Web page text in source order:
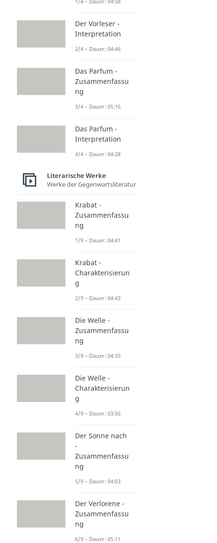
Der Vorleser -
Interpretation
2/4 – Dauer: 04:46
Das Parfum -
Zusammenfassu
ng
3/4 – Dauer: 05:16
Das Parfum -
Interpretation
4/4 – Dauer: 04:28
Literarische Werke
Werke der Gegenwartsliteratur
Krabat -
Zusammenfassu
ng
1/9 – Dauer: 04:41
Krabat -
Charakterisierun
g
2/9 – Dauer: 04:43
Die Welle -
Zusammenfassu
ng
3/9 – Dauer: 04:35
Die Welle -
Charakterisierun
g
4/9 – Dauer: 03:56
Der Sonne nach
-
Zusammenfassu
ng
5/9 – Dauer: 04:03
Der Verlorene -
Zusammenfassu
ng
6/9 – Dauer: 05:11